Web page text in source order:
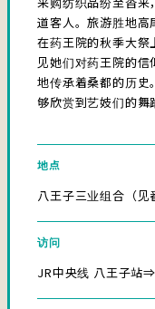
道客人。旅游胜地高
在药王院的秋季大祭
见她们对药王院的
地传承着桑都的历史
够欣赏到艺妓们的舞
地点
八王子三业组合（见
访问
JR中央线 八王子站